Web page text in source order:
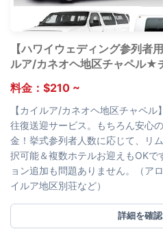
【ハワイウェディング参列
ルア/カネオヘ地区チャペル★
料金：$210 ~
【カイルア/カネオヘ地区チャペル
往復送迎サービス。もちろん安心
金！挙式参列者人数に応じて、リ
択可能＆複数ホテルお迎えもOKで
ョン追加も問題ありません。（ア
イルア地区別荘など）
詳細を確